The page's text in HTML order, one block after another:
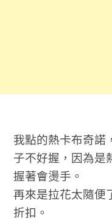
我點的熱卡布奇諾
子不好握，因為是
握著會燙手。
再來是拉花太隨便
折扣。